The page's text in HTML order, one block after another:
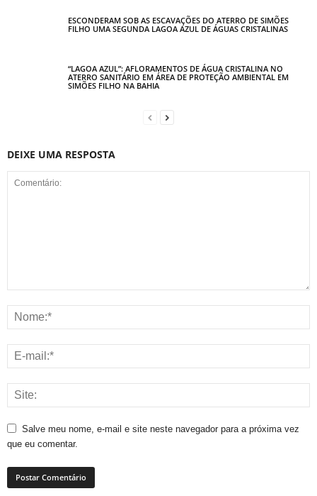
ESCONDERAM SOB AS ESCAVAÇÕES DO ATERRO DE SIMÕES
FILHO UMA SEGUNDA LAGOA AZUL DE ÁGUAS CRISTALINAS
“LAGOA AZUL”: AFLORAMENTOS DE ÁGUA CRISTALINA NO
ATERRO SANITÁRIO EM ÁREA DE PROTEÇÃO AMBIENTAL EM
SIMÕES FILHO NA BAHIA
DEIXE UMA RESPOSTA
Salve meu nome, e-mail e site neste navegador para a próxima vez
que eu comentar.